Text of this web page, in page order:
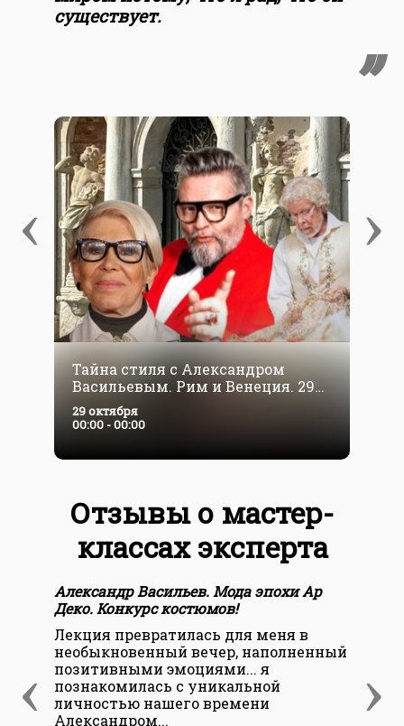
существует.
‹ ›
Тайна стиля с Александром
Васильевым. Рим и Венеция. 29
октября — 5 ноября
29 октября
00:00 - 00:00
Отзывы о мастер-
классах эксперта
‹ ›
Александр Васильев. Мода эпохи Ар
Деко. Конкурс костюмов!
Лекция превратилась для меня в
необыкновенный вечер, наполненный
позитивными эмоциями... я
познакомилась с уникальной
личностью нашего времени
Александром...